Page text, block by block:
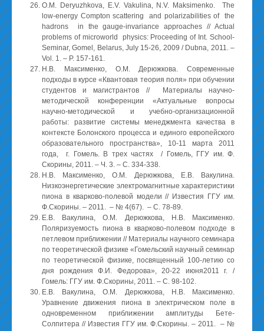
O.M. Deryuzhkova, E.V. Vakulina, N.V. Maksimenko. The
low-energy Compton scattering and polarizabilities of the
hadrons in the gauge-invariance approaches // Actual
problems of microworld physics: Proceeding of Int. School-
Seminar, Gomel, Belarus, July 15-26, 2009 / Dubna, 2011. –
Vol. 1. – P. 157-161.
Н.В. Максименко, О.М. Дерюжкова. Современные
подходы в курсе «Квантовая теория поля» при обучении
студентов и магистрантов // Материалы научно-
методической конференции «Актуальные вопросы
научно-методической и учебно-организационной
работы: развитие системы менеджмента качества в
контексте Болонского процесса и единого европейского
образовательного пространства», 10-11 марта 2011
года, г. Гомель. В трех частях / Гомель, ГГУ им. Ф.
Скорины, 2011. – Ч. 3. – С. 334-338.
Н.В. Максименко, О.М. Дерюжкова, Е.В. Вакулина.
Низкоэнергетические электромагнитные характеристики
пиона в кварково-полевой модели // Известия ГГУ им.
Ф.Скорины. – 2011. – № 4(67). – С. 78-89.
Е.В. Вакулина, О.М. Дерюжкова, Н.В. Максименко.
Поляризуемость пиона в кварково-полевом подходе в
петлевом приближении // Материалы научного семинара
по теоретической физике «Гомельский научный семинар
по теоретической физике, посвященный 100-летию со
дня рождения Ф.И. Федорова», 20-22 июня2011 г. /
Гомель: ГГУ им. Ф.Скорины, 2011. – С. 98-102.
Е.В. Вакулина, О.М. Дерюжкова, Н.В. Максименко.
Уравнение движения пиона в электрическом поле в
одновременном приближении амплитуды Бете-
Солпитера // Известия ГГУ им. Ф.Скорины. – 2011. – №